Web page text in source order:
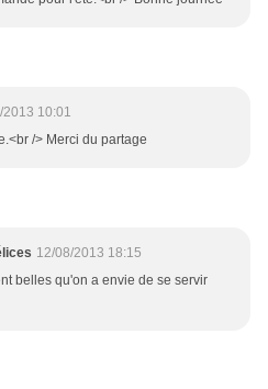
2013 10:01
/> Merci du partage
12/08/2013 18:15
belles qu'on a envie de se servir